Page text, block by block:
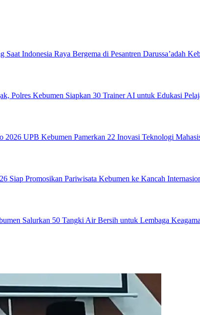
Saat Indonesia Raya Bergema di Pesantren Darussa’adah
Polres Kebumen Siapkan 30 Trainer AI untuk Edukasi
2026 UPB Kebumen Pamerkan 22 Inovasi Teknologi
Siap Promosikan Pariwisata Kebumen ke Kancah
Salurkan 50 Tangki Air Bersih untuk Lembaga